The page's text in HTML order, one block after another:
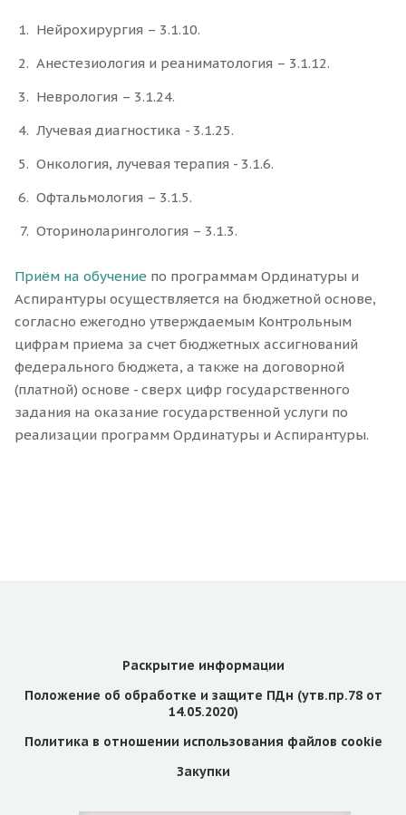
Нейрохирургия – 3.1.10.
Анестезиология и реаниматология – 3.1.12.
Неврология – 3.1.24.
Лучевая диагностика - 3.1.25.
Онкология, лучевая терапия - 3.1.6.
Офтальмология – 3.1.5.
Оториноларингология – 3.1.3.
Приём на обучение по программам Ординатуры и
Аспирантуры осуществляется на бюджетной основе,
согласно ежегодно утверждаемым Контрольным
цифрам приема за счет бюджетных ассигнований
федерального бюджета, а также на договорной
(платной) основе - сверх цифр государственного
задания на оказание государственной услуги по
реализации программ Ординатуры и Аспирантуры.
Раскрытие информации
Положение об обработке и защите ПДн (утв.пр.78 от
14.05.2020)
Политика в отношении использования файлов cookie
Закупки